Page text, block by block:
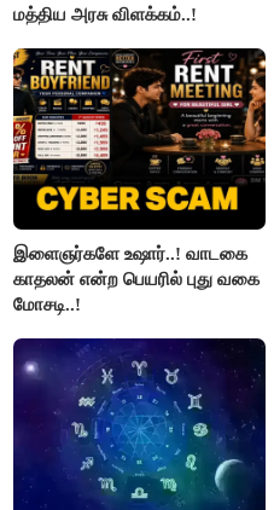
மத்திய அரசு விளக்கம்..!
இளைஞர்களே உஷார்..! வாடகை
காதலன் என்ற பெயரில் புது வகை
மோசடி..!